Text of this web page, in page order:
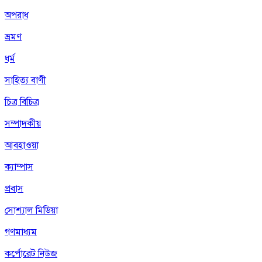
অপরাধ
ভ্রমণ
ধর্ম
সাহিত্য বাণী
চিত্র বিচিত্র
সম্পাদকীয়
আবহাওয়া
ক্যাম্পাস
প্রবাস
সোশ্যাল মিডিয়া
গণমাধ্যম
কর্পোরেট নিউজ